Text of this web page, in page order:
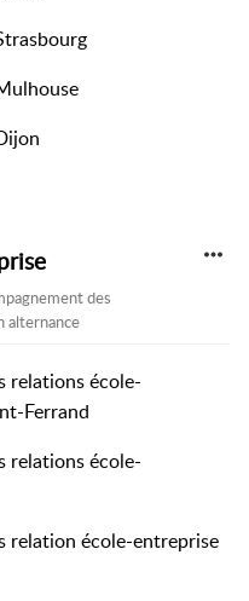
des
alternance
relations école-
Ferrand
relations école-
relation école-entreprise